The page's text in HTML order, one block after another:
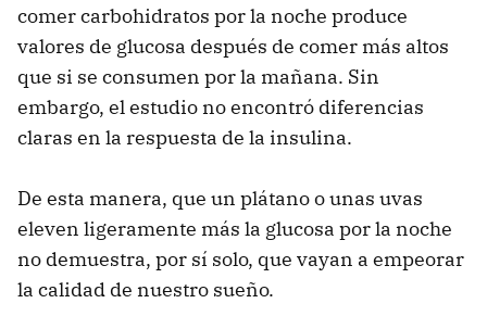
comer carbohidratos por la noche produce
valores de glucosa después de comer más altos
que si se consumen por la mañana. Sin
embargo, el estudio no encontró diferencias
claras en la respuesta de la insulina.
De esta manera, que un plátano o unas uvas
eleven ligeramente más la glucosa por la noche
no demuestra, por sí solo, que vayan a empeorar
la calidad de nuestro sueño.